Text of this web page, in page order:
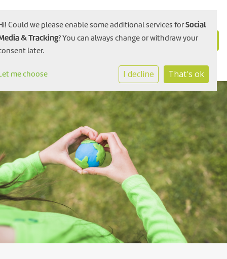
Could we please enable some additional services forSocial
& Tracking? You can always change or withdraw your
later.
me choose I decline That's ok